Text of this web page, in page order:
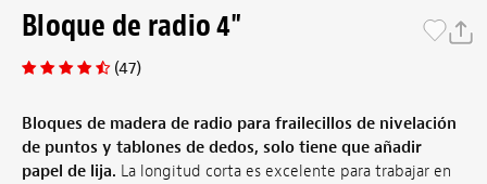
Bloque de radio 4"
(47)
Bloques de madera de radio para frailecillos de nivelación
de puntos y tablones de dedos, solo tiene que añadir
papel de lija. La longitud corta es excelente para trabajar en